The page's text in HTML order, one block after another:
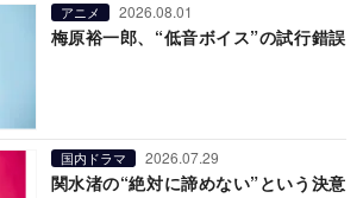
アニメ 2026.08.01
梅原裕一郎、“低音ボイス”の試行錯誤
国内ドラマ 2026.07.29
関水渚の“絶対に諦めない”という決意